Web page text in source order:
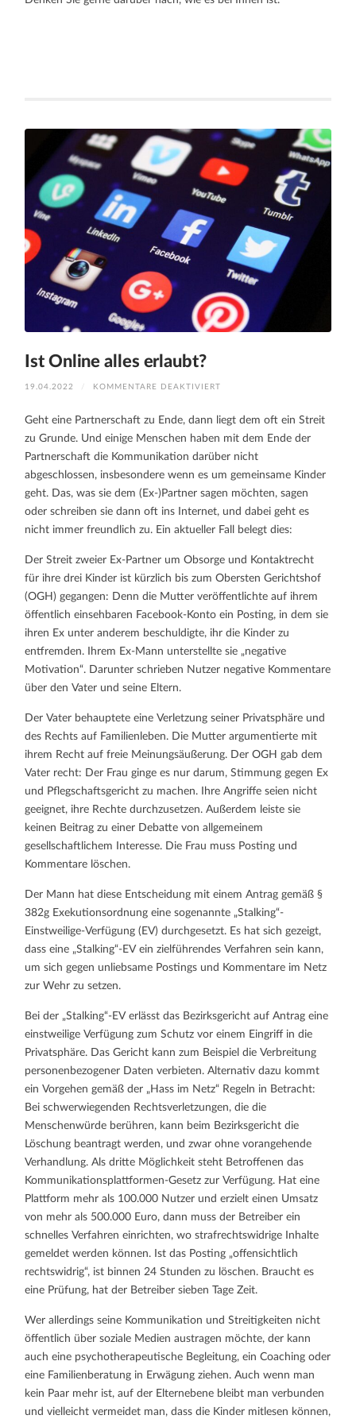
Ist Online alles erlaubt?
19.04.2022 / KOMMENTARE DEAKTIVIERT
ALLES
ERLAUBT?
Geht eine Partnerschaft zu Ende, dann liegt dem oft ein Streit
zu Grunde. Und einige Menschen haben mit dem Ende der
Partnerschaft die Kommunikation darüber nicht
abgeschlossen, insbesondere wenn es um gemeinsame Kinder
geht. Das, was sie dem (Ex-)Partner sagen möchten, sagen
oder schreiben sie dann oft ins Internet, und dabei geht es
nicht immer freundlich zu. Ein aktueller Fall belegt dies:
Der Streit zweier Ex-Partner um Obsorge und Kontaktrecht
für ihre drei Kinder ist kürzlich bis zum Obersten Gerichtshof
(OGH) gegangen: Denn die Mutter veröffentlichte auf ihrem
öffentlich einsehbaren Facebook-Konto ein Posting, in dem sie
ihren Ex unter anderem beschuldigte, ihr die Kinder zu
entfremden. Ihrem Ex-Mann unterstellte sie „negative
Motivation“. Darunter schrieben Nutzer negative Kommentare
über den Vater und seine Eltern.
Der Vater behauptete eine Verletzung seiner Privatsphäre und
des Rechts auf Familienleben. Die Mutter argumentierte mit
ihrem Recht auf freie Meinungsäußerung. Der OGH gab dem
Vater recht: Der Frau ginge es nur darum, Stimmung gegen Ex
und Pflegschaftsgericht zu machen. Ihre Angriffe seien nicht
geeignet, ihre Rechte durchzusetzen. Außerdem leiste sie
keinen Beitrag zu einer Debatte von allgemeinem
gesellschaftlichem Interesse. Die Frau muss Posting und
Kommentare löschen.
Der Mann hat diese Entscheidung mit einem Antrag gemäß §
382g Exekutionsordnung eine sogenannte „Stalking“-
Einstweilige-Verfügung (EV) durchgesetzt. Es hat sich gezeigt,
dass eine „Stalking“-EV ein zielführendes Verfahren sein kann,
um sich gegen unliebsame Postings und Kommentare im Netz
zur Wehr zu setzen.
Bei der „Stalking“-EV erlässt das Bezirksgericht auf Antrag eine
einstweilige Verfügung zum Schutz vor einem Eingriff in die
Privatsphäre. Das Gericht kann zum Beispiel die Verbreitung
personenbezogener Daten verbieten. Alternativ dazu kommt
ein Vorgehen gemäß der „Hass im Netz“ Regeln in Betracht:
Bei schwerwiegenden Rechtsverletzungen, die die
Menschenwürde berühren, kann beim Bezirksgericht die
Löschung beantragt werden, und zwar ohne vorangehende
Verhandlung. Als dritte Möglichkeit steht Betroffenen das
Kommunikationsplattformen-Gesetz zur Verfügung. Hat eine
Plattform mehr als 100.000 Nutzer und erzielt einen Umsatz
von mehr als 500.000 Euro, dann muss der Betreiber ein
schnelles Verfahren einrichten, wo strafrechtswidrige Inhalte
gemeldet werden können. Ist das Posting „offensichtlich
rechtswidrig“, ist binnen 24 Stunden zu löschen. Braucht es
eine Prüfung, hat der Betreiber sieben Tage Zeit.
Wer allerdings seine Kommunikation und Streitigkeiten nicht
öffentlich über soziale Medien austragen möchte, der kann
auch eine psychotherapeutische Begleitung, ein Coaching oder
eine Familienberatung in Erwägung ziehen. Auch wenn man
kein Paar mehr ist, auf der Elternebene bleibt man verbunden
und vielleicht vermeidet man, dass die Kinder mitlesen können,